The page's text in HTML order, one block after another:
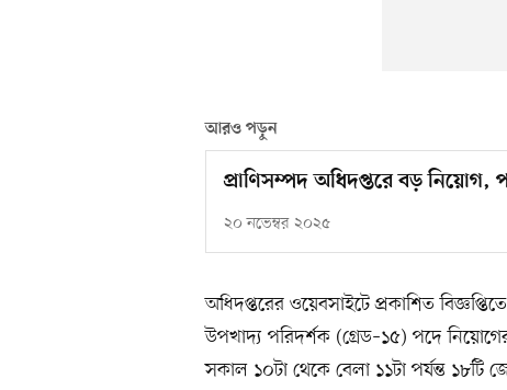
আরও পড়ুন
প্রাণিসম্পদ অধিদপ্তরে বড় নিয়োগ,
২০ নভেম্বর ২০২৫
অধিদপ্তরের ওয়েবসাইটে প্রকাশিত
উপখাদ্য পরিদর্শক (গ্রেড–১৫) পদে
সকাল ১০টা থেকে বেলা ১১টা পর্যন্ত ১৮টি